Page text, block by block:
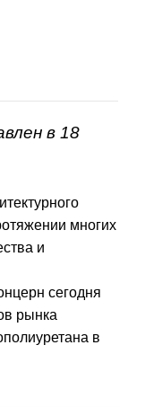
в 18
многих
и
сегодня
рынка
в